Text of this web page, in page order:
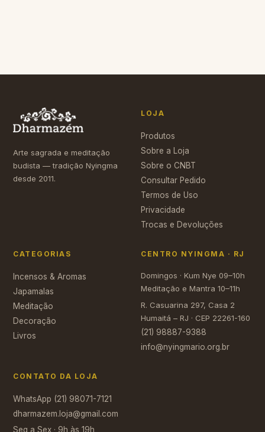
Arte sagrada e meditação
budista — tradição Nyingma
desde 2011.
LOJA
Produtos
Sobre a Loja
Sobre o CNBT
Consultar Pedido
Termos de Uso
Privacidade
Trocas e Devoluções
CATEGORIAS
Incensos & Aromas
Japamalas
Meditação
Decoração
Livros
CENTRO NYINGMA · RJ
Domingos · Kum Nye 09–10h
Meditação e Mantra 10–11h
R. Casuarina 297, Casa 2
Humaitá – RJ · CEP 22261-160
(21) 98887-9388
info@nyingmario.org.br
CONTATO DA LOJA
WhatsApp (21) 98071-7121
dharmazem.loja@gmail.com
Seg a Sex · 9h às 19h